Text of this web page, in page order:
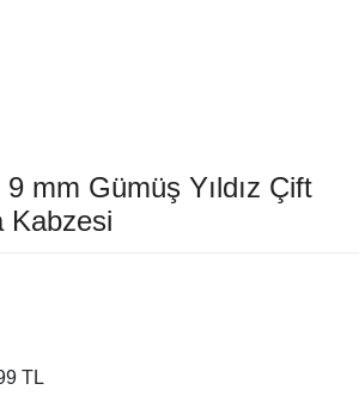
mm Gümüş Yıldız Çift
Kabzesi
TL